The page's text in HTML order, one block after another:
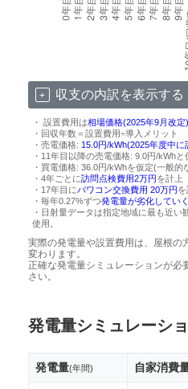
収支の内訳を表示する
・ 設置費用は相場価格(2025年9月改定)
・回収年数＝設置費用÷導入メリット
・売電価格: 15.0円/kWh(2025年度中に
・11年目以降の売電価格: 9.0円/kWhと
・買電価格: 36.0円/kWhを仮定(一般的
・4年ごとに訪問点検費用2万円を計上
・17年目にパワコン交換費用 20万円
・毎年0.27%ずつ発電量が劣化していく
・日射量データは指定地域に最も近
使用。
実際の発電量や設置費用は、屋根の
変わります。
正確な発電量シミュレーションが必
さい。
発電量シミュレーシ
発電量(年間) 自家消費